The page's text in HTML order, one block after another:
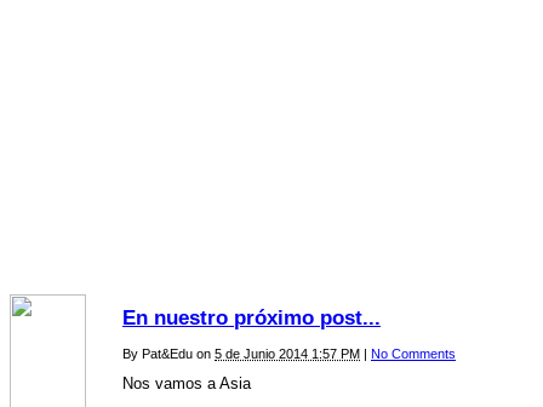
En nuestro próximo post...
By Pat&Edu on 5 de Junio 2014 1:57 PM | No Comments
Nos vamos a Asia